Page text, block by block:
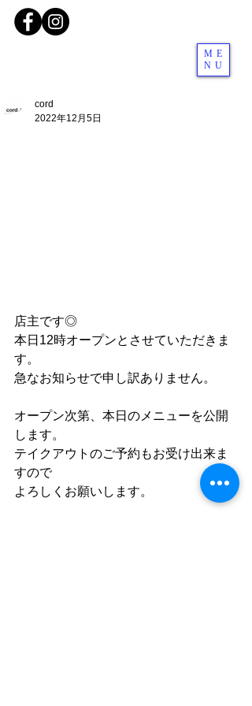
ME
NU
cord
2022年12月5日
店主です◎
本日12時オープンとさせていただきま
す。
急なお知らせで申し訳ありません。
オープン次第、本日のメニューを公開
します。
テイクアウトのご予約もお受け出来ま
すので
よろしくお願いします。